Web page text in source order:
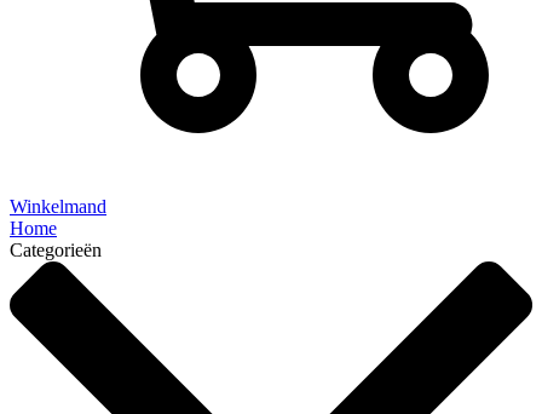
Winkelmand
Home
Categorieën